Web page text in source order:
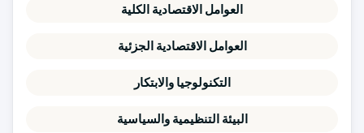
العوامل الاقتصادية الكلية
العوامل الاقتصادية الجزئية
التكنولوجيا والابتكار
البيئة التنظيمية والسياسية